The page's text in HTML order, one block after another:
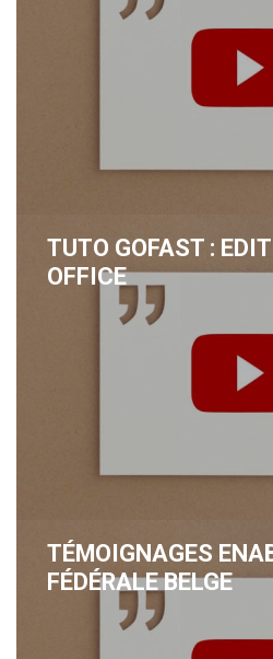
TUTO GOFAST :
OFFICE
TÉMOIGNAGES
FÉDÉRALE BELGE